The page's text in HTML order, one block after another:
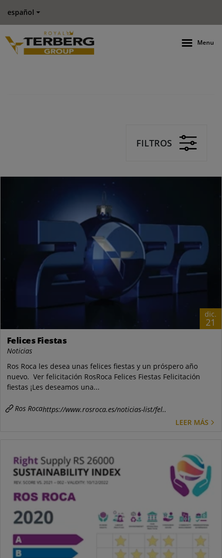
español
Menu
FILTROS
dic.
21
Felices Fiestas
Noticias
Ros Roca les desea unas felices fiestas y un próspero año
nuevo. Ver felicitación RosRoca Felices Fiestas Felicitación
fiestas ¡Les deseamos una...
Ros Rocahttps://www.rosroca.es/noticias-list/fel..
LEER MÁS